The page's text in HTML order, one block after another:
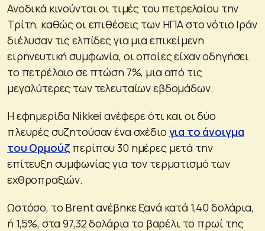
Ανοδικά κινούνται οι τιμές του πετρελαίου την
Τρίτη, καθώς οι επιθέσεις των ΗΠΑ στο νότιο Ιράν
διέλυσαν τις ελπίδες για μια επικείμενη
ειρηνευτική συμφωνία, οι οποίες είχαν οδηγήσει
το πετρέλαιο σε πτώση 7%, μια από τις
μεγαλύτερες των τελευταίων εβδομάδων.
Η εφημερίδα Nikkei ανέφερε ότι και οι δύο
πλευρές συζητούσαν ένα σχέδιο για το άνοιγμα
του Ορμούζ περίπου 30 ημέρες μετά την
επίτευξη συμφωνίας για τον τερματισμό των
εχθροπραξιών.
Ωστόσο, το Brent ανέβηκε ξανά κατά 1,40 δολάρια,
ή 1,5%, στα 97,32 δολάρια το βαρέλι το πρωί της